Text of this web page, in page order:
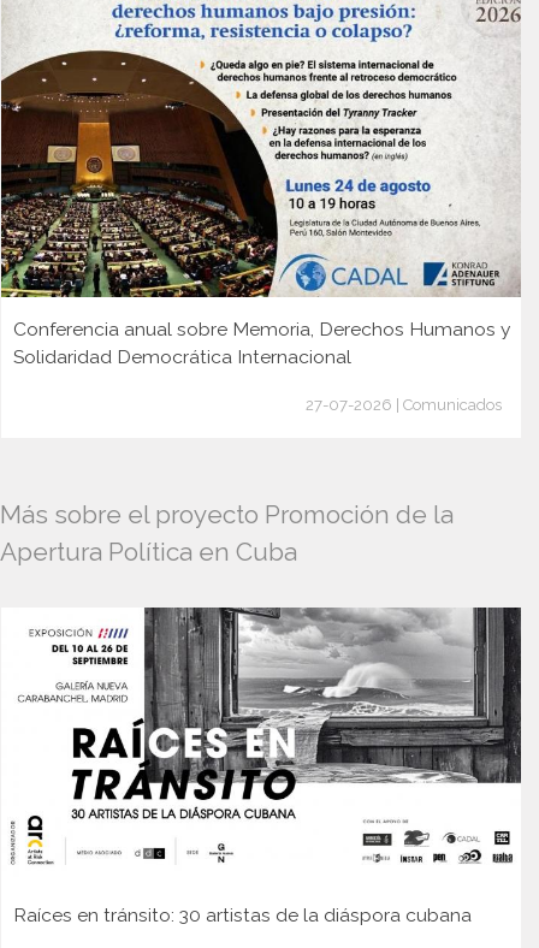
Conferencia anual sobre Memoria, Derechos Humanos y
Solidaridad Democrática Internacional
27-07-2026 | Comunicados
Más sobre el proyecto Promoción de la
Apertura Política en Cuba
Raíces en tránsito: 30 artistas de la diáspora cubana